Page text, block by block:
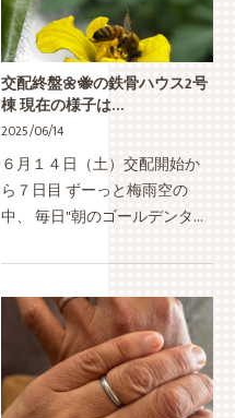
交配終盤🌼🐝の鉄骨ハウス2号
棟 現在の様子は…
2025/06/14
６月１４日（土）交配開始か
ら７日目 ずーっと梅雨空の
中、 毎日"朝のゴールデンタイ
花から花へと飛び回ってくれ
ゆう毛糸を付けながら着花の
具合を見るが やっぱりベタベ